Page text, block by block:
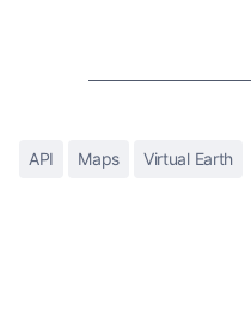
API Maps Virtual Earth